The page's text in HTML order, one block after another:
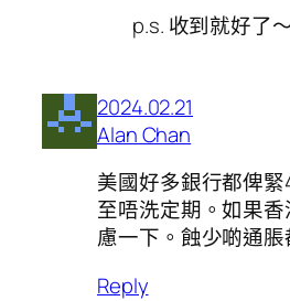
p.s. 收到就好了
2024.02.21
Alan Chan
美國好多銀行都俾
至唔洗定期。如果
慮一下。蝕少啲通脹
Reply